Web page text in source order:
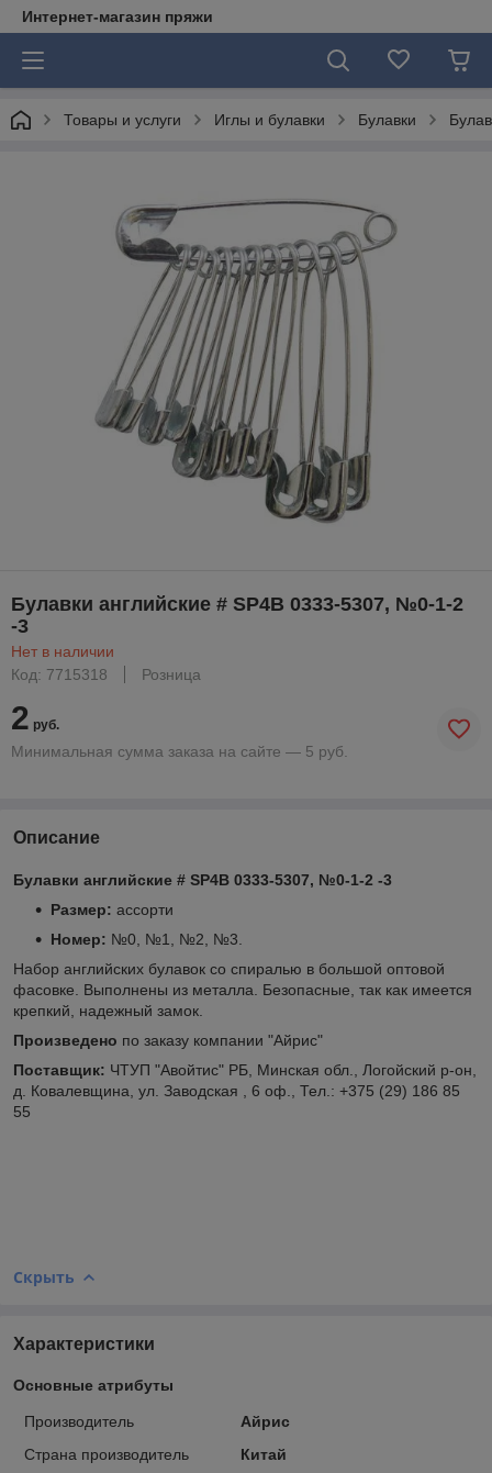
Интернет-магазин пряжи
Товары и услуги Иглы и булавки Булавки
Булавки английские # SP4В 0333-5307, №0-1-2
-3
Нет в наличии
Код: 7715318
Розница
2 руб.
Минимальная сумма заказа на сайте — 5 руб.
Описание
Булавки английские # SP4В 0333-5307, №0-1-2 -3
Размер: ассорти
Номер: №0, №1, №2, №3.
Набор английских булавок со спиралью в большой оптовой
фасовке. Выполнены из металла. Безопасные, так как имеется
крепкий, надежный замок.
Произведено по заказу компании "Айрис"
Поставщик: ЧТУП "Авойтис" РБ, Минская обл., Логойский р-он,
д. Ковалевщина, ул. Заводская , 6 оф., Тел.: +375 (29) 186 85
55
Скрыть
Характеристики
Основные атрибуты
Производитель
Айрис
Страна производитель
Китай